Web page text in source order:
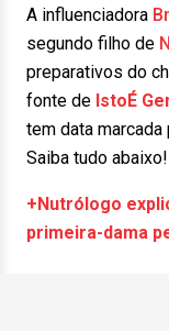
A influenciadora
segundo filho de
preparativos do
fonte de IstoÉ
tem data marcada
Saiba tudo abaixo!
+Nutrólogo
primeira-dama